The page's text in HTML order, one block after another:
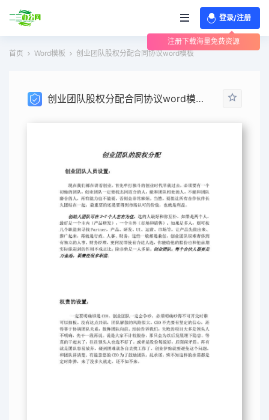
登录/注册
注册下载海量免费资源
首页
Word模板 创业团队股权分配合同协议word模板
创业团队股权分配合同协议word模板